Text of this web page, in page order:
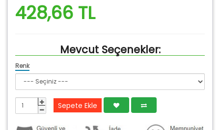
428,66 TL
Mevcut Seçenekler:
Renk
Sepete Ekle